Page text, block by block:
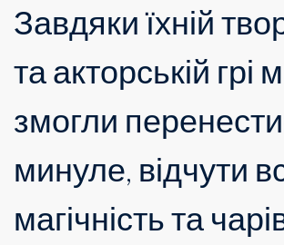
Завдяки їхній
та акторській грі
змогли
минуле, відчути
магічність та